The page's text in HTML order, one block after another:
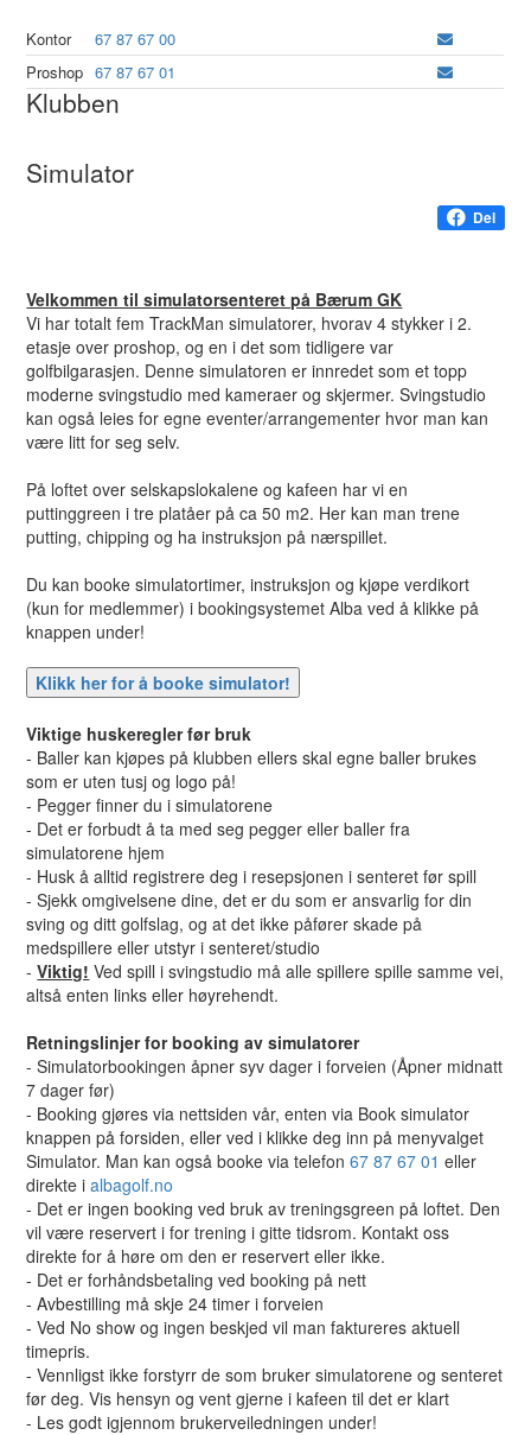
Kontor
67 87 67 00
Proshop 67 87 67 01
Klubben
Simulator
Del
Velkommen til simulatorsenteret på Bærum GK
Vi har totalt fem TrackMan simulatorer, hvorav 4 stykker i 2.
etasje over proshop, og en i det som tidligere var
golfbilgarasjen. Denne simulatoren er innredet som et topp
moderne svingstudio med kameraer og skjermer. Svingstudio
kan også leies for egne eventer/arrangementer hvor man kan
være litt for seg selv.
På loftet over selskapslokalene og kafeen har vi en
puttinggreen i tre platåer på ca 50 m2. Her kan man trene
putting, chipping og ha instruksjon på nærspillet.
Du kan booke simulatortimer, instruksjon og kjøpe verdikort
(kun for medlemmer) i bookingsystemet Alba ved å klikke på
knappen under!
Viktige huskeregler før bruk
- Baller kan kjøpes på klubben ellers skal egne baller brukes
som er uten tusj og logo på!
- Pegger finner du i simulatorene
- Det er forbudt å ta med seg pegger eller baller fra
simulatorene hjem
- Husk å alltid registrere deg i resepsjonen i senteret før spill
- Sjekk omgivelsene dine, det er du som er ansvarlig for din
sving og ditt golfslag, og at det ikke påfører skade på
medspillere eller utstyr i senteret/studio
-Viktig! Ved spill i svingstudio må alle spillere spille samme vei,
altså enten links eller høyrehendt.
Retningslinjer for booking av simulatorer
- Simulatorbookingen åpner syv dager i forveien (Åpner midnatt
7 dager før)
- Booking gjøres via nettsiden vår, enten via Book simulator
knappen på forsiden, eller ved i klikke deg inn på menyvalget
Simulator. Man kan også booke via telefon67 87 67 01 eller
direkte ialbagolf.no
- Det er ingen booking ved bruk av treningsgreen på loftet. Den
vil være reservert i for trening i gitte tidsrom. Kontakt oss
direkte for å høre om den er reservert eller ikke.
- Det er forhåndsbetaling ved booking på nett
- Avbestilling må skje 24 timer i forveien
- Ved No show og ingen beskjed vil man faktureres aktuell
timepris.
- Vennligst ikke forstyrr de som bruker simulatorene og senteret
før deg. Vis hensyn og vent gjerne i kafeen til det er klart
- Les godt igjennom brukerveiledningen under!